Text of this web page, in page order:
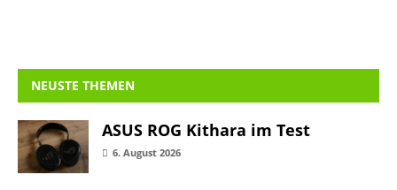
NEUSTE THEMEN
ASUS ROG Kithara im Test
6. August 2026